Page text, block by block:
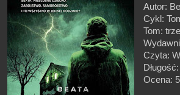
Autor:
Cykl:
Tom:
Czyta:
Ocena: